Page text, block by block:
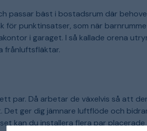
passar bäst i bostadsrum där
för punktinsatser, som när
i garaget. I så kallade orena
frånluftsfläktar.
par. Då arbetar de växelvis så att
Det ger dig jämnare luftflöde och
kan du installera flera par placerade